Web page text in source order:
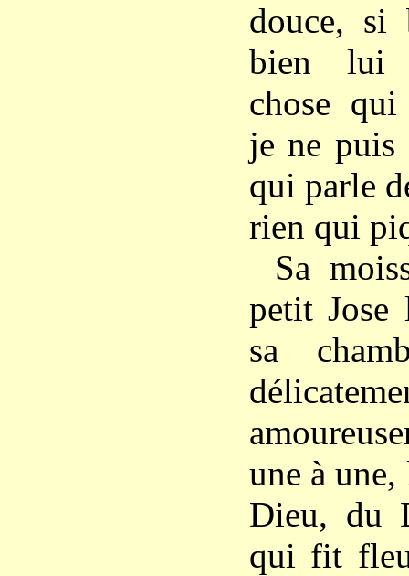
douce, si
bien lui
chose
je ne
qui parle
rien qui
Sa
petit Jose
sa
une à
Dieu, du
qui fit